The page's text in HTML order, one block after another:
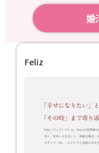
婚
Feliz